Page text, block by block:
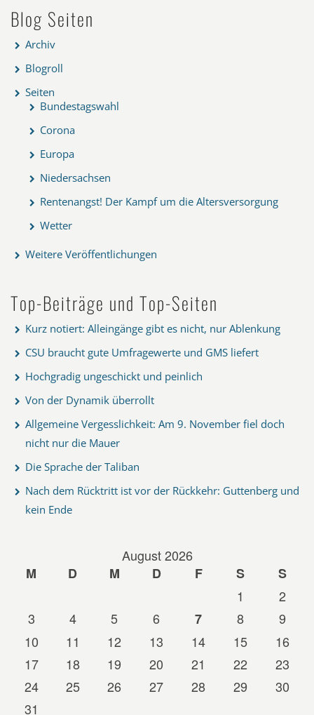
Blog Seiten
Archiv
Blogroll
Seiten
Bundestagswahl
Corona
Europa
Niedersachsen
Rentenangst! Der Kampf um die Altersversorgung
Wetter
Weitere Veröffentlichungen
Top-Beiträge und Top-Seiten
Kurz notiert: Alleingänge gibt es nicht, nur Ablenkung
CSU braucht gute Umfragewerte und GMS liefert
Hochgradig ungeschickt und peinlich
Von der Dynamik überrollt
Allgemeine Vergesslichkeit: Am 9. November fiel doch
nicht nur die Mauer
Die Sprache der Taliban
Nach dem Rücktritt ist vor der Rückkehr: Guttenberg und
kein Ende
August 2026
M
D M D F S
S
1
2
3
4 5 6 7 8
9
10
11 12 13 14 15
16
17
18 19 20 21 22
23
24
25 26 27 28 29
30
31